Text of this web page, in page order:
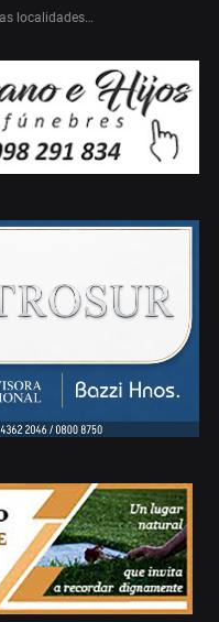
localidades…